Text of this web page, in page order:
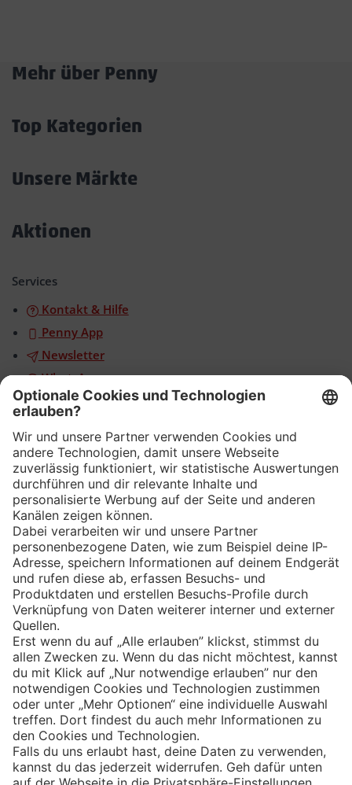
Mehr über Penny
Top Kategorien
Unsere Märkte
Aktionen
Services
Kontakt & Hilfe
Penny App
Newsletter
WhatsApp
App
Eishockey
Impressum